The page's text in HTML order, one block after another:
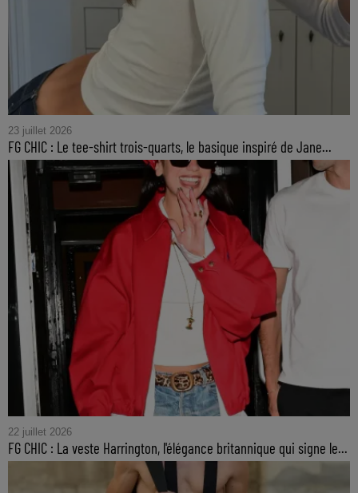
23 juillet 2026
FG CHIC : Le tee-shirt trois-quarts, le basique inspiré de Jane...
22 juillet 2026
FG CHIC : La veste Harrington, l'élégance britannique qui signe le...